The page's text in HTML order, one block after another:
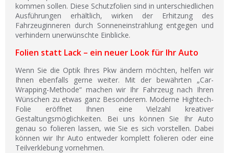
kommen sollen. Diese Schutzfolien sind in unterschiedlichen
Ausführungen erhältlich, wirken der Erhitzung des
Fahrzeuginneren durch Sonneneinstrahlung entgegen und
verhindern unerwünschte Einblicke.
Folien statt Lack – ein neuer Look für Ihr Auto
Wenn Sie die Optik Ihres Pkw ändern möchten, helfen wir
Ihnen ebenfalls gerne weiter. Mit der bewährten „Car-
Wrapping-Methode“ machen wir Ihr Fahrzeug nach Ihren
Wünschen zu etwas ganz Besonderem. Moderne Hightech-
Folie eröffnet Ihnen eine Vielzahl kreativer
Gestaltungsmöglichkeiten. Bei uns können Sie Ihr Auto
genau so folieren lassen, wie Sie es sich vorstellen. Dabei
können wir Ihr Auto entweder komplett folieren oder eine
Teilverklebung vornehmen.